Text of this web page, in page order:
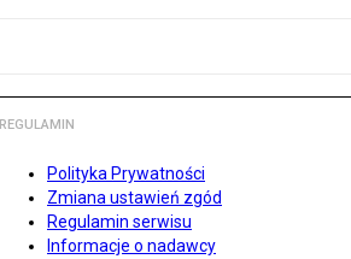
REGULAMIN
Polityka Prywatności
Zmiana ustawień zgód
Regulamin serwisu
Informacje o nadawcy